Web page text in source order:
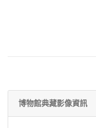
博物館典藏影像資訊